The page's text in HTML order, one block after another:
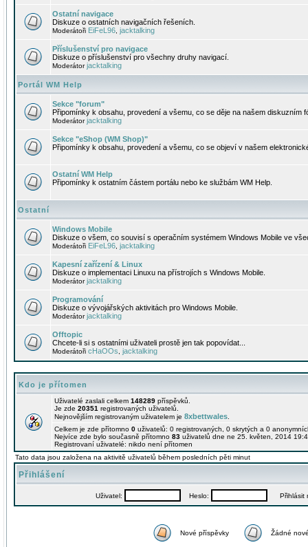
Ostatní navigace
Diskuze o ostatních navigačních řešeních.
Moderátoři EiFeL96 jacktalking
Příslušenství pro navigace
Diskuze o příslušenství pro všechny druhy navigací.
Moderátorjacktalking
Portál WM Help
Sekce "forum"
Připomínky k obsahu, provedení a všemu, co se děje na našem diskuzním
Moderátorjacktalking
Sekce "eShop (WM Shop)"
Připomínky k obsahu, provedení a všemu, co se objeví v našem
Ostatní WM Help
Připomínky k ostatním částem portálu nebo ke službám WM Help.
Ostatní
Windows Mobile
Diskuze o všem, co souvisí s operačním systémem Windows Mobile ve
Moderátoři EiFeL96 jacktalking
Kapesní zařízení & Linux
Diskuze o implementaci Linuxu na přístrojích s Windows Mobile.
Moderátorjacktalking
Programování
Diskuze o vývojářských aktivitách pro Windows Mobile.
Moderátorjacktalking
Offtopic
Chcete-li si s ostatními uživateli prostě jen tak popovídat...
Moderátoři cHaOOs jacktalking
Kdo je přítomen
Uživatelé zaslali celkem 148289 příspěvků.
Je zde 20351 registrovaných uživatelů.
Nejnovějším registrovaným uživatelem je 8xbettwales
Celkem je zde přítomno 0 uživatelů: 0 registrovaných, 0 skrytých a 0
Nejvíce zde bylo současně přítomno 83 uživatelů dne ne 25. květen, 2014
Registrovaní uživatelé: nikdo není přítomen
Tato data jsou založena na aktivitě uživatelů během posledních pěti minut
Přihlášení
Uživatel: Heslo: Přihlásit
Nové příspěvky Žádné